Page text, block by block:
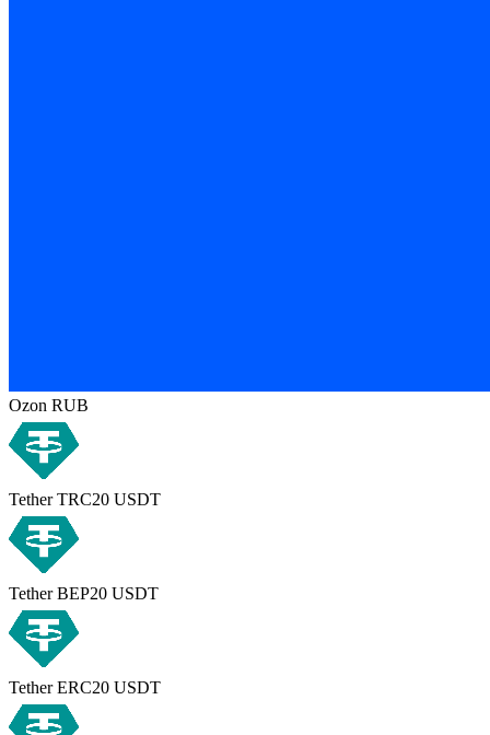
Ozon RUB
Tether TRC20 USDT
Tether BEP20 USDT
Tether ERC20 USDT